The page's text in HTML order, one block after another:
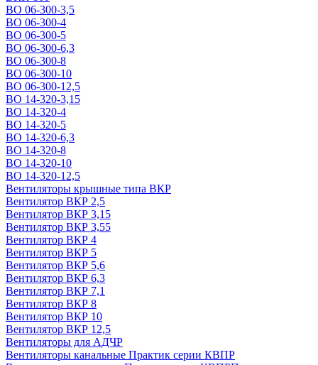
ВО 06-300-3,5
ВО 06-300-4
ВО 06-300-5
ВО 06-300-6,3
ВО 06-300-8
ВО 06-300-10
ВО 06-300-12,5
ВО 14-320-3,15
ВО 14-320-4
ВО 14-320-5
ВО 14-320-6,3
ВО 14-320-8
ВО 14-320-10
ВО 14-320-12,5
Вентиляторы крышные типа ВКР
Вентилятор ВКР 2,5
Вентилятор ВКР 3,15
Вентилятор ВКР 3,55
Вентилятор ВКР 4
Вентилятор ВКР 5
Вентилятор ВКР 5,6
Вентилятор ВКР 6,3
Вентилятор ВКР 7,1
Вентилятор ВКР 8
Вентилятор ВКР 10
Вентилятор ВКР 12,5
Вентиляторы для АДЧР
Вентиляторы канальные Практик серии КВПР